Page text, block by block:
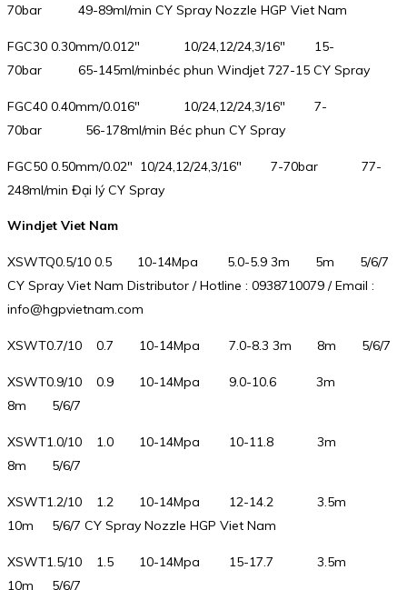
70bar 49-89ml/min CY Spray Nozzle HGP Viet Nam
FGC30 0.30mm/0.012″ 10/24,12/24,3/16″ 15-
70bar 65-145ml/minbéc phun Windjet 727-15 CY Spray
FGC40 0.40mm/0.016″ 10/24,12/24,3/16″ 7-
70bar 56-178ml/min Béc phun CY Spray
FGC50 0.50mm/0.02″ 10/24,12/24,3/16″ 7-70bar 77-
248ml/min Đại lý CY Spray
Windjet Viet Nam
XSWTQ0.5/10 0.5 10-14Mpa 5.0-5.9 3m 5m 5/6/7
CY Spray Viet Nam Distributor / Hotline : 0938710079 / Email :
info@hgpvietnam.com
XSWT0.7/10 0.7 10-14Mpa 7.0-8.3 3m 8m 5/6/7
XSWT0.9/10 0.9 10-14Mpa 9.0-10.6 3m
8m 5/6/7
XSWT1.0/10 1.0 10-14Mpa 10-11.8 3m
8m 5/6/7
XSWT1.2/10 1.2 10-14Mpa 12-14.2 3.5m
10m 5/6/7 CY Spray Nozzle HGP Viet Nam
XSWT1.5/10 1.5 10-14Mpa 15-17.7 3.5m
10m 5/6/7